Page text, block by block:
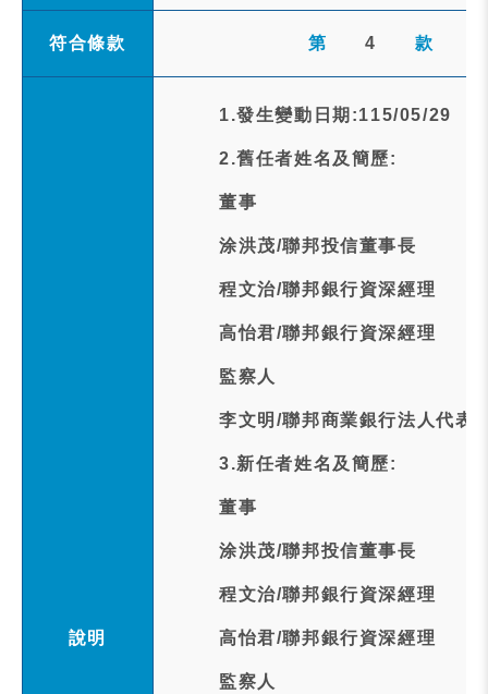
符合條款 第 4 款
說明
1.發生變動日期:115/05/29
2.舊任者姓名及簡歷:
董事
涂洪茂/聯邦投信董事長
程文治/聯邦銀行資深經理
高怡君/聯邦銀行資深經理
監察人
李文明/聯邦商業銀行法人代表
3.新任者姓名及簡歷:
董事
涂洪茂/聯邦投信董事長
程文治/聯邦銀行資深經理
高怡君/聯邦銀行資深經理
監察人